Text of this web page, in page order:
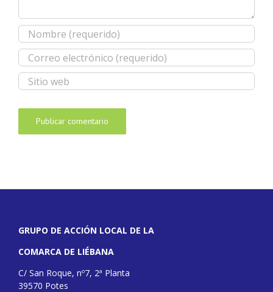
GRUPO DE ACCIÓN LOCAL DE LA
COMARCA DE LIÉBANA
C/ San Roque, nº7, 2ª Planta
39570 Potes